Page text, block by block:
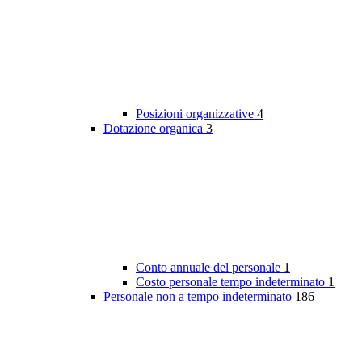
Posizioni organizzative 4
Dotazione organica 3
Conto annuale del personale 1
Costo personale tempo indeterminato 1
Personale non a tempo indeterminato 186